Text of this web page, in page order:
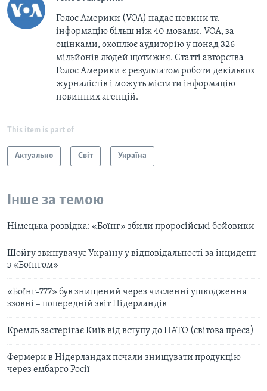
Голос Америки (VOA) надає новини та
інформацію більш ніж 40 мовами. VOA, за
оцінками, охоплює аудиторію у понад 326
мільйонів людей щотижня. Статті авторства
Голос Америки є результатом роботи декількох
журналістів і можуть містити інформацію
новинних агенцій.
This item is part of
Актуально Світ Україна
Інше за темою
Німецька розвідка: «Боїнг» збили проросійські бойовики
Шойгу звинувачує Україну у відповідальності за інцидент
з «Боїнгом»
«Боїнг-777» був знищений через численні ушкодження
ззовні – попередній звіт Нідерландів
Кремль застерігає Київ від вступу до НАТО (світова преса)
Фермери в Нідерландах почали знищувати продукцію
через ембарго Росії